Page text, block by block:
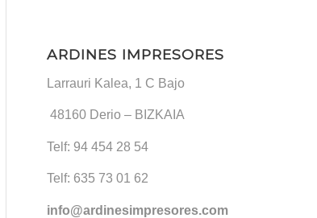
ARDINES IMPRESORES
Larrauri Kalea, 1 C Bajo
48160 Derio – BIZKAIA
Telf: 94 454 28 54
Telf: 635 73 01 62
info@ardinesimpresores.com